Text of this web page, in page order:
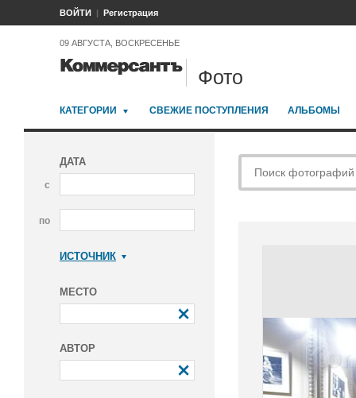
ВОЙТИ Регистрация
09 АВГУСТА, ВОСКРЕСЕНЬЕ
Фото
КАТЕГОРИИ СВЕЖИЕ ПОСТУПЛЕНИЯ АЛЬБОМЫ
ДАТА
с
по
ИСТОЧНИК
МЕСТО
АВТОР